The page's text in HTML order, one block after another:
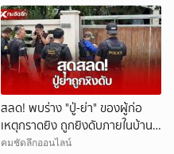
สลด! พบร่าง "ปู่-ย่า" ของผู้ก่อ
เหตุกราดยิง ถูกยิงดับภายในบ้าน
พัก
คมชัดลึกออนไลน์